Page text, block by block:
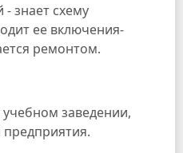
знает схему
ее включения-
ремонтом.
заведении,
предприятия.